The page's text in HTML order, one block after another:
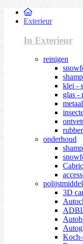
Exterieur
In Exterieur
reinigen
klei -
glas -
onderhoud
3D